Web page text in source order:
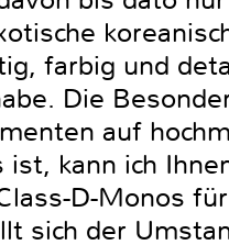
farbig und
Die
auf
ist, kann ich
D-Monos
sich der